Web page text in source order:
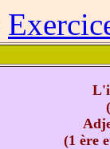
(1 ère